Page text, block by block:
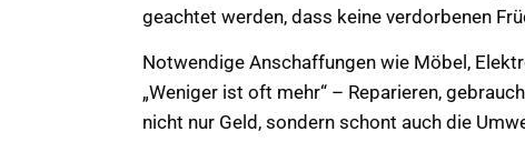
geachtet werden, dass keine verdorbenen
Notwendige Anschaffungen wie Möbel,
„Weniger ist oft mehr“ – Reparieren,
nicht nur Geld, sondern schont auch die